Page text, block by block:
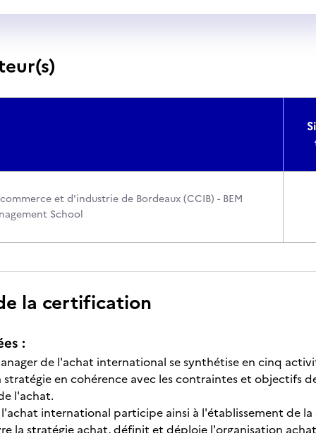
et d'industrie de Bordeaux (CCIB) - BEM
School
la certification
:
de l'achat international se synthétise en cinq
en cohérence avec les contraintes et objectifs
l'achat.
l'achat international participe ainsi à l'établissement de
la stratégie achat, définit et déploie l'organisation